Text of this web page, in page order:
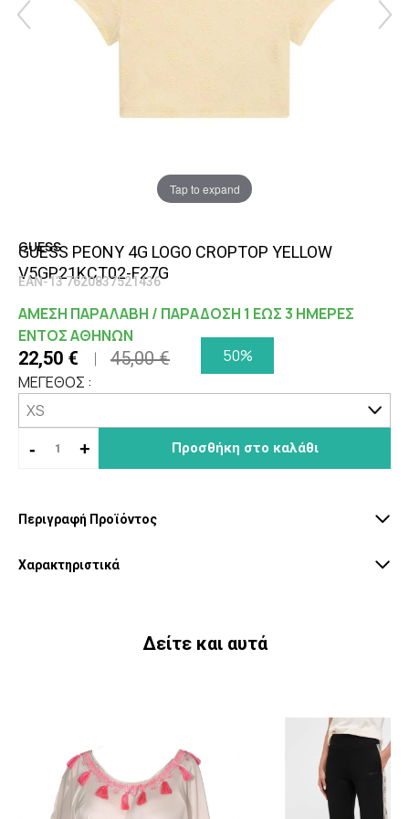
Tap to expand
GUESS
GUESS PEONY 4G LOGO CROPTOP YELLOW
V5GP21KCT02-F27G
EAN-13 7620837521436
ΑΜΕΣΗ ΠΑΡΑΛΑΒΗ / ΠΑΡΑΔΟΣΗ 1 ΕΩΣ 3 ΗΜΕΡΕΣ
ΕΝΤΟΣ ΑΘΗΝΩΝ
22,50 € 45,00 €
50%
ΜΕΓΕΘΟΣ :
- + Προσθήκη στο καλάθι
Περιγραφή Προϊόντος
Χαρακτηριστικά
Δείτε και αυτά